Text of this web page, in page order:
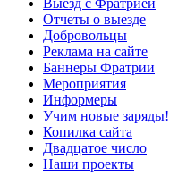
Отчеты о выезде
Добровольцы
Реклама на сайте
Баннеры Фратрии
Мероприятия
Информеры
Учим новые заряды!
Копилка сайта
Двадцатое число
Наши проекты